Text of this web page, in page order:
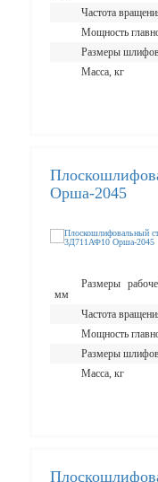
Частота
Мощность
Размеры
Масса, кг
Орша-2045
Размеры
мм
Частота
Мощность
Размеры
Масса, кг